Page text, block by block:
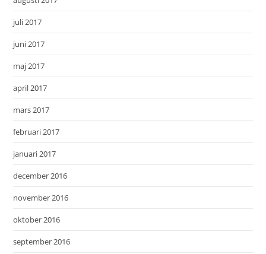
juli 2017
juni 2017
maj 2017
april 2017
mars 2017
februari 2017
januari 2017
december 2016
november 2016
oktober 2016
september 2016